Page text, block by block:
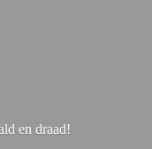
en draad!